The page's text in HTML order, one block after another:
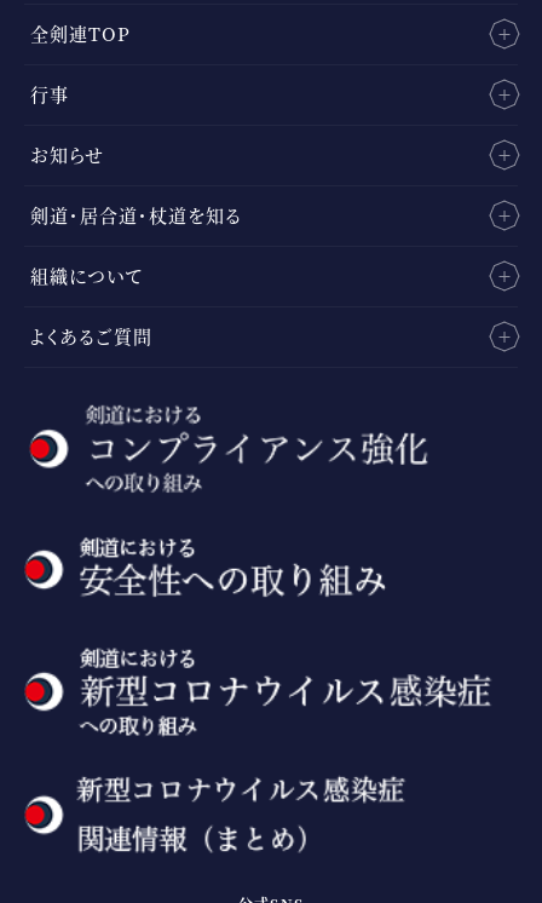
全剣連TOP
行事
お知らせ
剣道・居合道・杖道を知る
組織について
よくあるご質問